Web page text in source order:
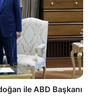
ile ABD Başkanı